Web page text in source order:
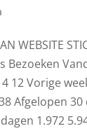
WEBSITE
Bezoeken
12 Vorige
Afgelopen 30
1.972